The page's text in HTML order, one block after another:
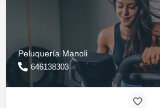
Peluquería Manoli
646138303